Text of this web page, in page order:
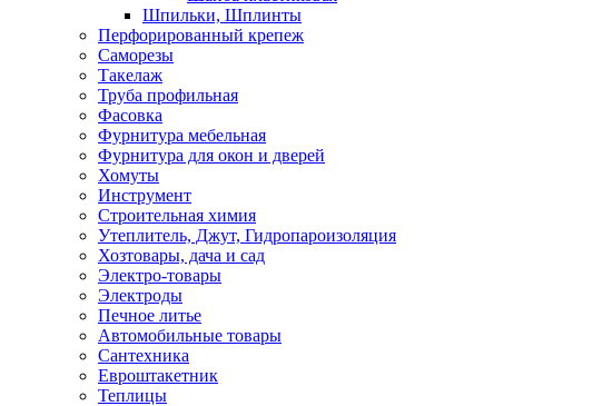
Шпильки, Шплинты
Перфорированный крепеж
Саморезы
Такелаж
Труба профильная
Фасовка
Фурнитура мебельная
Фурнитура для окон и дверей
Хомуты
Инструмент
Строительная химия
Утеплитель, Джут, Гидропароизоляция
Хозтовары, дача и сад
Электро-товары
Электроды
Печное литье
Автомобильные товары
Сантехника
Евроштакетник
Теплицы